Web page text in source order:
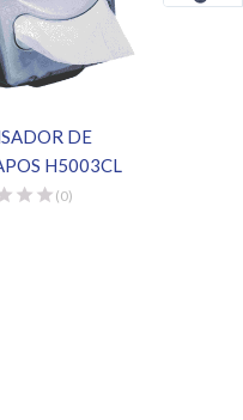
DE
H5003CL
(0)